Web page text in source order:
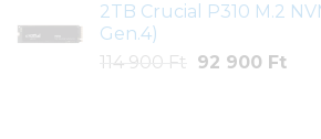
was:
890 Ft.
is:
2TB Crucial P310 M.2
Gen.4)
114 900 Ft
Original
92 900 Ft